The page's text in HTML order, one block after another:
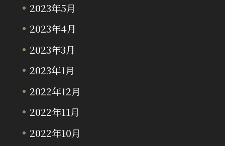
2023年5月
2023年4月
2023年3月
2023年1月
2022年12月
2022年11月
2022年10月